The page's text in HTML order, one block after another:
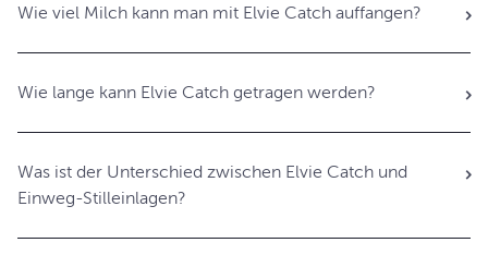
Wie viel Milch kann man mit Elvie Catch auffangen?
Wie lange kann Elvie Catch getragen werden?
Was ist der Unterschied zwischen Elvie Catch und
Einweg-Stilleinlagen?